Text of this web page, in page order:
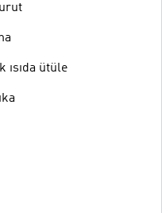
ısıda ütüle